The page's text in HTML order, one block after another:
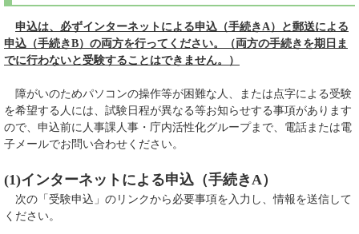
申込は、必ずインターネットによる申込（手続きA）と郵送による
申込（手続きB）の両方を行ってください。（両方の手続きを期日ま
でに行わないと受験することはできません。）
障がいのためパソコンの操作等が困難な人、または点字による受験
を希望する人には、試験日程が異なる等お知らせする事項があります
ので、申込前に人事課人事・庁内活性化グループまで、電話または電
子メールでお問い合わせください。
(1)インターネットによる申込（手続きA）
次の「受験申込」のリンクから必要事項を入力し、情報を送信して
ください。